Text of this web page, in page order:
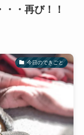
・再び！！
今日のできごと